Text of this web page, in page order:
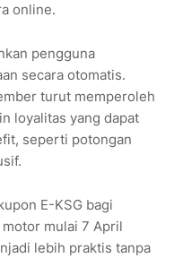
online.
pengguna
secara otomatis.
turut memperoleh
loyalitas yang dapat
seperti potongan
E-KSG bagi
mulai 7 April
lebih praktis tanpa